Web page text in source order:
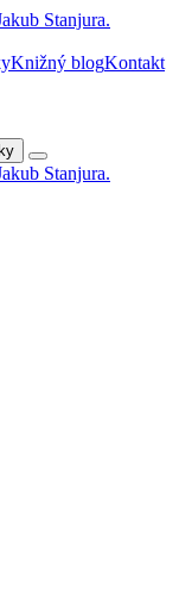
Knižný blogKontakt